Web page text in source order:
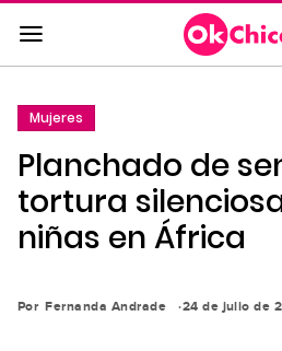
Saltar
al
contenido
a
la
navegación
principal
Mujeres
Planchado de
tortura
niñas en África
Por Fernanda Andrade 24 de julio de